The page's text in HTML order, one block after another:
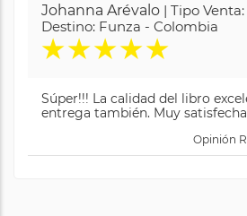
Johanna Arévalo | Tipo
Destino: Funza - Colombia
★★★★★
Súper!!! La calidad del libro
entrega también. Muy
Opinión